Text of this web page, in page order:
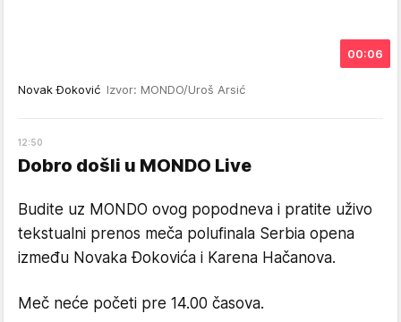
00:06
Novak Đoković Izvor: MONDO/Uroš Arsić
12:50
Dobro došli u MONDO Live
Budite uz MONDO ovog popodneva i pratite uživo
tekstualni prenos meča polufinala Serbia opena
između Novaka Đokovića i Karena Hačanova.
Meč neće početi pre 14.00 časova.